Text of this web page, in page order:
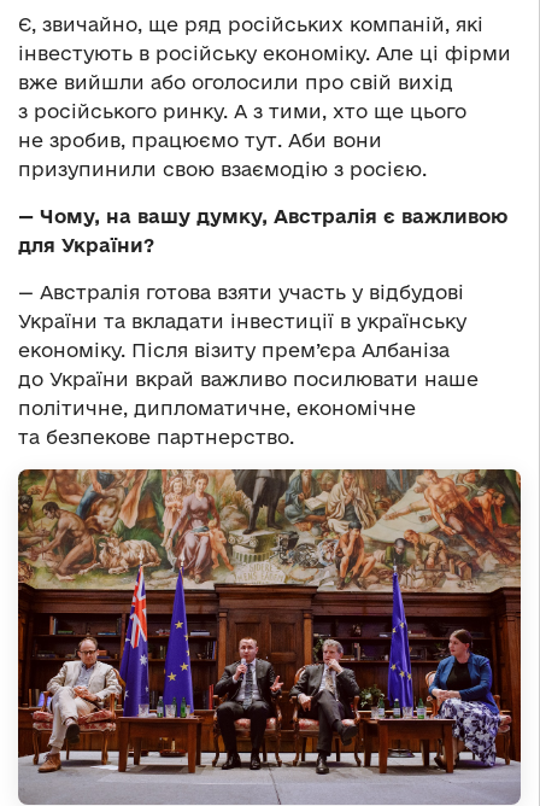
Є, звичайно, ще ряд російських компаній, які
інвестують в російську економіку. Але ці фірми
вже вийшли або оголосили про свій вихід
з російського ринку. А з тими, хто ще цього
не зробив, працюємо тут. Аби вони
призупинили свою взаємодію з росією.
— Чому, на вашу думку, Австралія є важливою
для України?
— Австралія готова взяти участь у відбудові
України та вкладати інвестиції в українську
економіку. Після візиту прем’єра Албаніза
до України вкрай важливо посилювати наше
політичне, дипломатичне, економічне
та безпекове партнерство.